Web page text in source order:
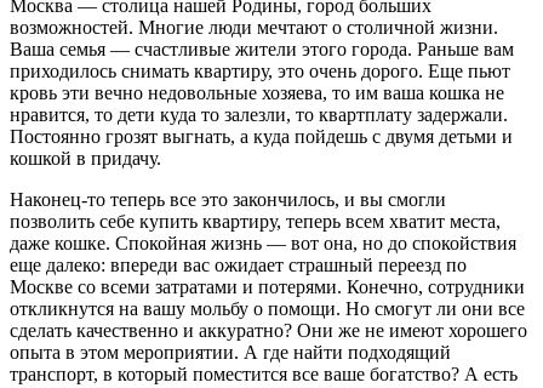
Москва — столица нашей Родины, город больших
возможностей. Многие люди мечтают о столичной жизни.
Ваша семья — счастливые жители этого города. Раньше вам
приходилось снимать квартиру, это очень дорого. Еще пьют
кровь эти вечно недовольные хозяева, то им ваша кошка не
нравится, то дети куда то залезли, то квартплату задержали.
Постоянно грозят выгнать, а куда пойдешь с двумя детьми и
кошкой в придачу.
Наконец-то теперь все это закончилось, и вы смогли
позволить себе купить квартиру, теперь всем хватит места,
даже кошке. Спокойная жизнь — вот она, но до спокойствия
еще далеко: впереди вас ожидает страшный переезд по
Москве со всеми затратами и потерями. Конечно, сотрудники
откликнутся на вашу мольбу о помощи. Но смогут ли они все
сделать качественно и аккуратно? Они же не имеют хорошего
опыта в этом мероприятии. А где найти подходящий
транспорт, в который поместится все ваше богатство? А есть